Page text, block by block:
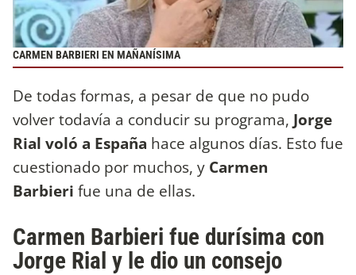
CARMEN BARBIERI EN MAÑANÍSIMA
De todas formas, a pesar de que no pudo
volver todavía a conducir su programa, Jorge
Rial voló a España hace algunos días. Esto fue
cuestionado por muchos, y Carmen
Barbieri fue una de ellas.
Carmen Barbieri fue durísima con
Jorge Rial y le dio un consejo